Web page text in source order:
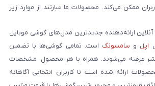
ممکن می‌کند. محصولات ما عبارتند از موارد زیر
آنلاین ارائه‌دهنده جدیدترین مدل‌های گوشی موبایل
اپل و سامسونگ است. تمامی گوشی‌ها با تضمین
معتبر عرضه می‌شوند. همراه با هر محصول، مشخصات
ارائه شده است تا کاربران انتخابی آگاهانه